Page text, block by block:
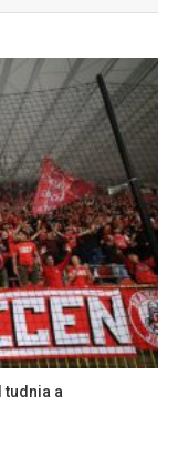
tudnia a